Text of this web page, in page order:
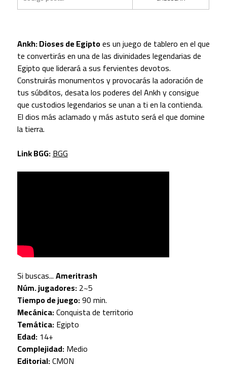
Ankh: Dioses de Egiptoes un juego de tablero en el que
te convertirás en una de las divinidades legendarias de
Egipto que liderará a sus fervientes devotos.
Construirás monumentos y provocarás la adoración de
tus súbditos, desata los poderes del Ankh y consigue
que custodios legendarios se unan a ti en la contienda.
El dios más aclamado y más astuto será el que domine
la tierra.
Link BGG:BGG
Si buscas...Ameritrash
Núm. jugadores:2~5
Tiempo de juego:90 min.
Mecánica:Conquista de territorio
Temática:Egipto
Edad:14+
Complejidad:Medio
Editorial:CMON